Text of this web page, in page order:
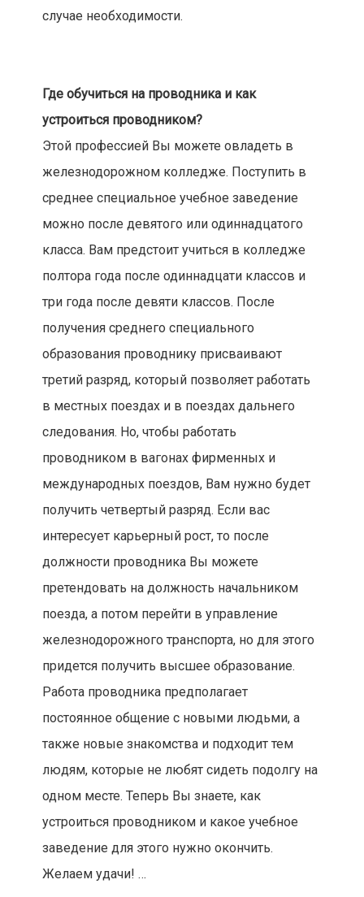
случае необходимости.
Где обучиться на проводника и как
устроиться проводником?
Этой профессией Вы можете овладеть в
железнодорожном колледже. Поступить в
среднее специальное учебное заведение
можно после девятого или одиннадцатого
класса. Вам предстоит учиться в колледже
полтора года после одиннадцати классов и
три года после девяти классов. После
получения среднего специального
образования проводнику присваивают
третий разряд, который позволяет работать
в местных поездах и в поездах дальнего
следования. Но, чтобы работать
проводником в вагонах фирменных и
международных поездов, Вам нужно будет
получить четвертый разряд. Если вас
интересует карьерный рост, то после
должности проводника Вы можете
претендовать на должность начальником
поезда, а потом перейти в управление
железнодорожного транспорта, но для этого
придется получить высшее образование.
Работа проводника предполагает
постоянное общение с новыми людьми, а
также новые знакомства и подходит тем
людям, которые не любят сидеть подолгу на
одном месте. Теперь Вы знаете, как
устроиться проводником и какое учебное
заведение для этого нужно окончить.
Желаем удачи! …